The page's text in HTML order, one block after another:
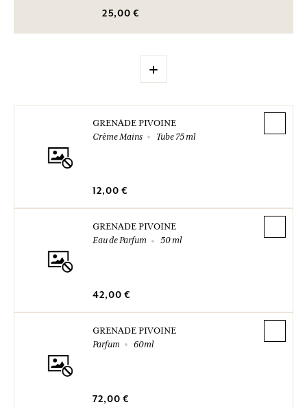
25,00 €
+
GRENADE PIVOINE
Crème Mains
Tube 75 ml
12,00 €
GRENADE PIVOINE
Eau de Parfum
50 ml
42,00 €
GRENADE PIVOINE
Parfum
60ml
72,00 €